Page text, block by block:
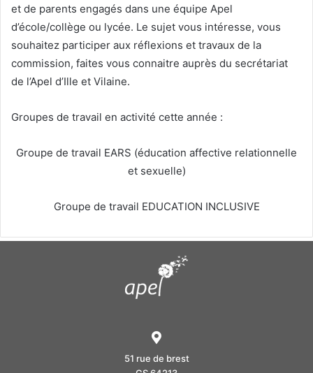
et de parents engagés dans une équipe Apel
d’école/collège ou lycée. Le sujet vous intéresse, vous
souhaitez participer aux réflexions et travaux de la
commission, faites vous connaitre auprès du secrétariat
de l’Apel d’Ille et Vilaine.
Groupes de travail en activité cette année :
Groupe de travail EARS (éducation affective relationnelle
et sexuelle)
Groupe de travail EDUCATION INCLUSIVE
51 rue de brest